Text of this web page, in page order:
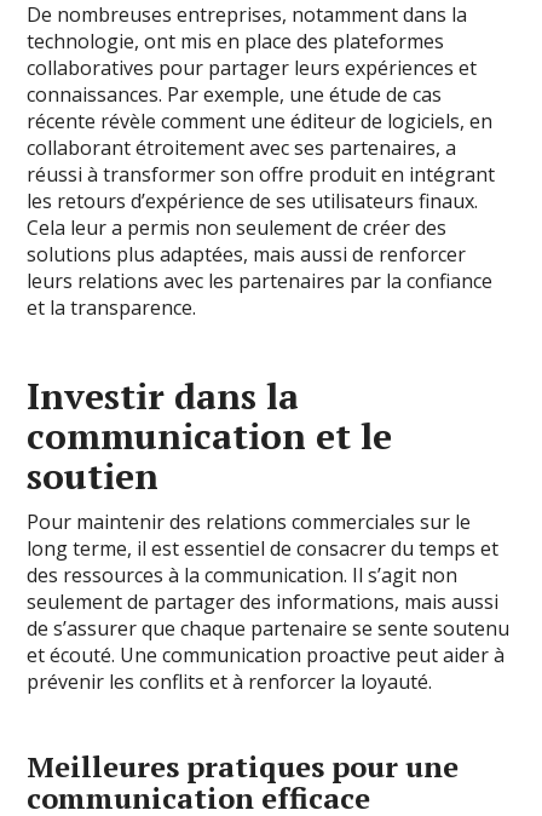
De nombreuses entreprises, notamment dans la
technologie, ont mis en place des plateformes
collaboratives pour partager leurs expériences et
connaissances. Par exemple, une étude de cas
récente révèle comment une éditeur de logiciels, en
collaborant étroitement avec ses partenaires, a
réussi à transformer son offre produit en intégrant
les retours d’expérience de ses utilisateurs finaux.
Cela leur a permis non seulement de créer des
solutions plus adaptées, mais aussi de renforcer
leurs relations avec les partenaires par la confiance
et la transparence.
Investir dans la
communication et le
soutien
Pour maintenir des relations commerciales sur le
long terme, il est essentiel de consacrer du temps et
des ressources à la communication. Il s’agit non
seulement de partager des informations, mais aussi
de s’assurer que chaque partenaire se sente soutenu
et écouté. Une communication proactive peut aider à
prévenir les conflits et à renforcer la loyauté.
Meilleures pratiques pour une
communication efficace